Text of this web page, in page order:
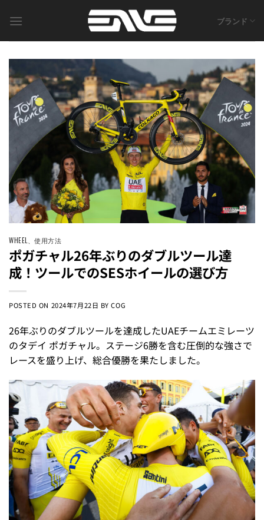
ブランド
WHEEL 、使用方法
ポガチャル26年ぶりのダブルツール達
成！ツールでのSESホイールの選び方
POSTED ON 2024年7月22日 BYCOG
26年ぶりのダブルツールを達成したUAEチームエミレーツ
のタデイ ポガチャル。ステージ6勝を含む圧倒的な強さで
レースを盛り上げ、総合優勝を果たしました。